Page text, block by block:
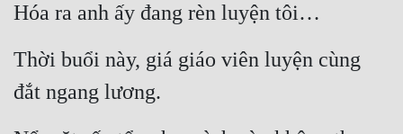
Trinh Thám
Trùng Sinh
Hóa ra anh ấy đang rèn luyện tôi…
Thời buổi này, giá giáo viên luyện cùng
đắt ngang lương.